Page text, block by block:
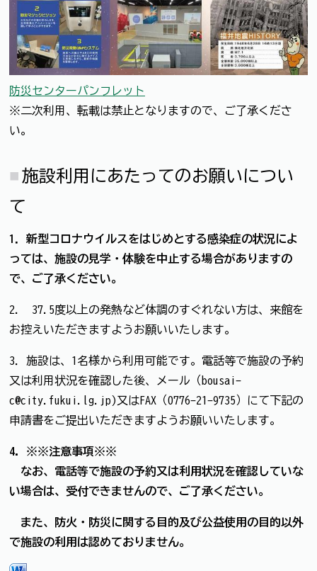
防災センターパンフレット
※二次利用、転載は禁止となりますので、ご了承くださ
い。
施設利用にあたってのお願いについ
て
1．新型コロナウイルスをはじめとする感染症の状況によ
っては、施設の見学・体験を中止する場合がありますの
で、ご了承ください。
2. 37.5度以上の発熱など体調のすぐれない方は、来館を
お控えいただきますようお願いいたします。
3．施設は、1名様から利用可能です。電話等で施設の予約
又は利用状況を確認した後、メール（bousai-
c@city.fukui.lg.jp)又はFAX（0776-21-9735）にて下記の
申請書をご提出いただきますようお願いいたします。
4. ※※注意事項※※
なお、電話等で施設の予約又は利用状況を確認していな
い場合は、受付できませんので、ご了承ください。
また、防火・防災に関する目的及び公益使用の目的以外
で施設の利用は認めておりません。